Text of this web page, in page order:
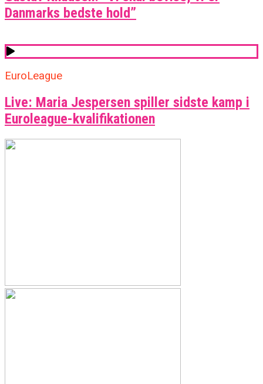
Danmarks bedste hold”
EuroLeague
Live: Maria Jespersen spiller sidste kamp i
Euroleague-kvalifikationen